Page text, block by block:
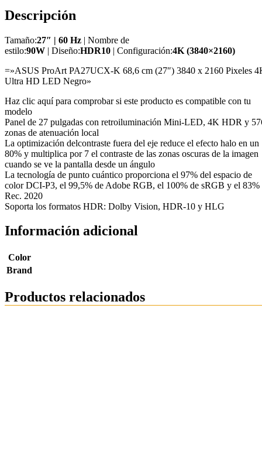
Descripción
Tamaño:27″ | 60 Hz | Nombre de
estilo:90W | Diseño:HDR10 | Configuración:4K (3840×2160)
=»ASUS ProArt PA27UCX-K 68,6 cm (27″) 3840 x 2160 Pixeles
Ultra HD LED Negro»
Haz clic aquí para comprobar si este producto es compatible con tu
modelo
Panel de 27 pulgadas con retroiluminación Mini-LED, 4K HDR y
zonas de atenuación local
La optimización delcontraste fuera del eje reduce el efecto halo en un
80% y multiplica por 7 el contraste de las zonas oscuras de la imagen
cuando se ve la pantalla desde un ángulo
La tecnología de punto cuántico proporciona el 97% del espacio de
color DCI-P3, el 99,5% de Adobe RGB, el 100% de sRGB y el 83%
Rec. 2020
Soporta los formatos HDR: Dolby Vision, HDR-10 y HLG
Información adicional
Color
Brand
Productos relacionados